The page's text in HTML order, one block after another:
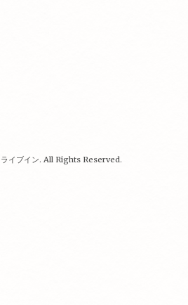
イブイン. All Rights Reserved.